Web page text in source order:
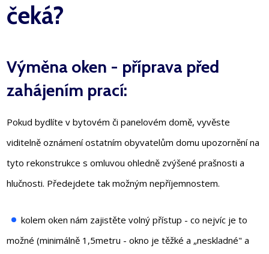
čeká?
Výměna oken - příprava před
zahájením prací:
Pokud bydlíte v bytovém či panelovém domě, vyvěste
viditelně oznámení ostatním obyvatelům domu upozornění na
tyto rekonstrukce s omluvou ohledně zvýšené prašnosti a
hlučnosti. Předejdete tak možným nepříjemnostem.
kolem oken nám zajistěte volný přístup - co nejvíc je to
možné (minimálně 1,5metru - okno je těžké a „neskladné" a